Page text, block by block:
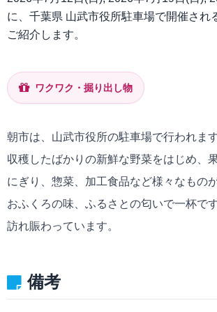
に、千葉県 山武市役所駐車場で開催され
ご紹介します。
ワクワク・掘り出し物
朝市は、山武市役所の駐車場で行われま
収穫したばかりの新鮮な野菜をはじめ、
にぎり、惣菜、加工食品など様々なもの
おふくろの味、ふるさとの匂いで一杯で
訪れ賑わっています。
備考